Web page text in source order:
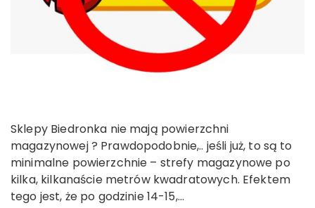
Sklepy Biedronka nie mają powierzchni
magazynowej ? Prawdopodobnie,.. jeśli już, to są to
minimalne powierzchnie – strefy magazynowe po
kilka, kilkanaście metrów kwadratowych. Efektem
tego jest, że po godzinie 14-15,…